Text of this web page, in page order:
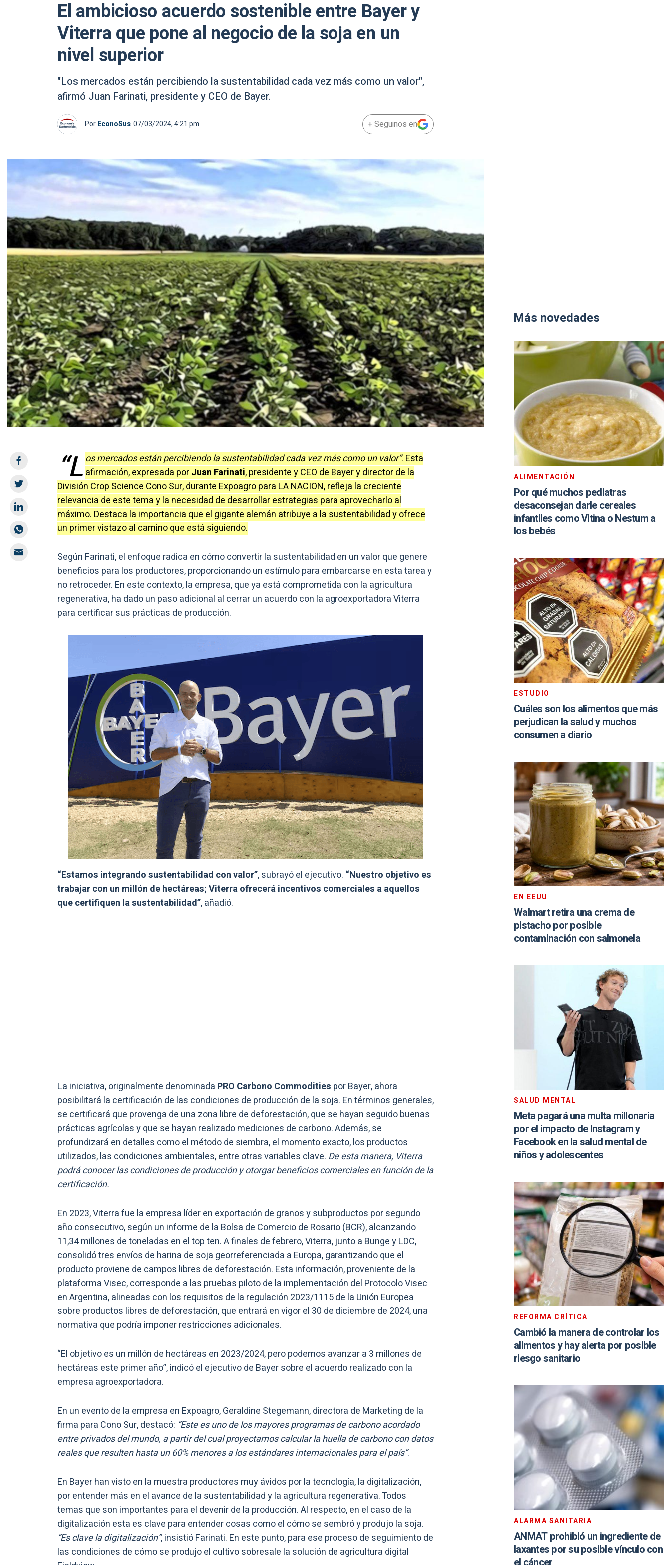
El ambicioso acuerdo sostenible entre Bayer y
Viterra que pone al negocio de la soja en un
nivel superior
"Los mercados están percibiendo la sustentabilidad cada vez más como un valor",
afirmó Juan Farinati, presidente y CEO de Bayer.
PorEconoSus 07/03/2024, 4:21 pm + Seguinos en
“L os mercados están percibiendo la sustentabilidad cada vez más como un valor”. Esta
afirmación, expresada porJuan Farinati, presidente y CEO de Bayer y director de la
División Crop Science Cono Sur, durante Expoagro para LA NACION, refleja la creciente
relevancia de este tema y la necesidad de desarrollar estrategias para aprovecharlo al
máximo. Destaca la importancia que el gigante alemán atribuye a la sustentabilidad y ofrece
un primer vistazo al camino que está siguiendo.
Según Farinati, el enfoque radica en cómo convertir la sustentabilidad en un valor que genere
beneficios para los productores, proporcionando un estímulo para embarcarse en esta tarea y
no retroceder. En este contexto, la empresa, que ya está comprometida con la agricultura
regenerativa, ha dado un paso adicional al cerrar un acuerdo con la agroexportadora Viterra
para certificar sus prácticas de producción.
“Estamos integrando sustentabilidad con valor”, subrayó el ejecutivo. “Nuestro objetivo es
trabajar con un millón de hectáreas; Viterra ofrecerá incentivos comerciales a aquellos
que certifiquen la sustentabilidad”, añadió.
La iniciativa, originalmente denominada PRO Carbono Commodities por Bayer, ahora
posibilitará la certificación de las condiciones de producción de la soja. En términos generales,
se certificará que provenga de una zona libre de deforestación, que se hayan seguido buenas
prácticas agrícolas y que se hayan realizado mediciones de carbono. Además, se
profundizará en detalles como el método de siembra, el momento exacto, los productos
utilizados, las condiciones ambientales, entre otras variables clave. De esta manera, Viterra
podrá conocer las condiciones de producción y otorgar beneficios comerciales en función de la
certificación.
En 2023, Viterra fue la empresa líder en exportación de granos y subproductos por segundo
año consecutivo, según un informe de la Bolsa de Comercio de Rosario (BCR), alcanzando
11,34 millones de toneladas en el top ten. A finales de febrero, Viterra, junto a Bunge y LDC,
consolidó tres envíos de harina de soja georreferenciada a Europa, garantizando que el
producto proviene de campos libres de deforestación. Esta información, proveniente de la
plataforma Visec, corresponde a las pruebas piloto de la implementación del Protocolo Visec
en Argentina, alineadas con los requisitos de la regulación 2023/1115 de la Unión Europea
sobre productos libres de deforestación, que entrará en vigor el 30 de diciembre de 2024, una
normativa que podría imponer restricciones adicionales.
“El objetivo es un millón de hectáreas en 2023/2024, pero podemos avanzar a 3 millones de
hectáreas este primer año”, indicó el ejecutivo de Bayer sobre el acuerdo realizado con la
empresa agroexportadora.
En un evento de la empresa en Expoagro, Geraldine Stegemann, directora de Marketing de la
firma para Cono Sur, destacó: “Este es uno de los mayores programas de carbono acordado
entre privados del mundo, a partir del cual proyectamos calcular la huella de carbono con datos
reales que resulten hasta un 60% menores a los estándares internacionales para el país”.
En Bayer han visto en la muestra productores muy ávidos por la tecnología, la digitalización,
por entender más en el avance de la sustentabilidad y la agricultura regenerativa. Todos
temas que son importantes para el devenir de la producción. Al respecto, en el caso de la
digitalización esta es clave para entender cosas como el cómo se sembró y produjo la soja.
“Es clave la digitalización”, insistió Farinati. En este punto, para ese proceso de seguimiento de
las condiciones de cómo se produjo el cultivo sobresale la solución de agricultura digital
Más novedades
ALIMENTACIÓN
Por qué muchos pediatras
desaconsejan darle cereales
infantiles como Vitina o Nestum a
los bebés
ESTUDIO
Cuáles son los alimentos que más
perjudican la salud y muchos
consumen a diario
EN EEUU
Walmart retira una crema de
pistacho por posible
contaminación con salmonela
SALUD MENTAL
Meta pagará una multa millonaria
por el impacto de Instagram y
Facebook en la salud mental de
niños y adolescentes
REFORMA CRÍTICA
Cambió la manera de controlar los
alimentos y hay alerta por posible
riesgo sanitario
ALARMA SANITARIA
ANMAT prohibió un ingrediente de
laxantes por su posible vínculo con